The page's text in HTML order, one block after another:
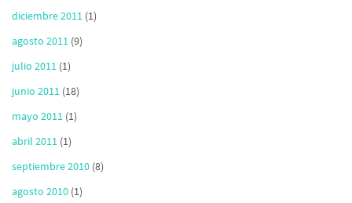
diciembre 2011 (1)
agosto 2011 (9)
julio 2011 (1)
junio 2011 (18)
mayo 2011 (1)
abril 2011 (1)
septiembre 2010 (8)
agosto 2010 (1)